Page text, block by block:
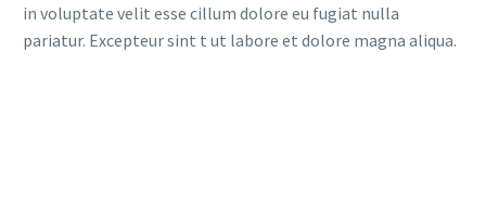
in voluptate velit esse cillum dolore eu fugiat nulla
pariatur. Excepteur sint t ut labore et dolore magna aliqua.